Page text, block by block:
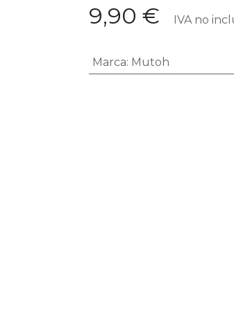
9,90 € IVA no
Marca: Mutoh